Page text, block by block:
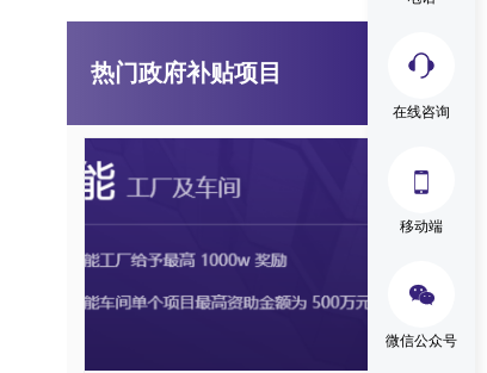
热门政府补贴项目
在线咨询

移动端

微信公众号